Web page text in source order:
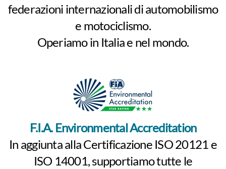
federazioni internazionali di automobilismo
e motociclismo.
Operiamo in Italia e nel mondo.
F.I.A. Environmental Accreditation
In aggiunta alla Certificazione ISO 20121 e
ISO 14001, supportiamo tutte le